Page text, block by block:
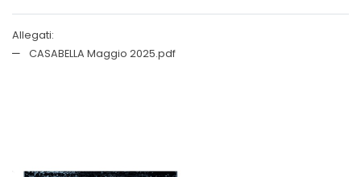
Allegati:
CASABELLA Maggio 2025.pdf